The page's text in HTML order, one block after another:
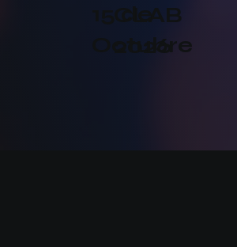
CLAB
2026
15 de
Octubre